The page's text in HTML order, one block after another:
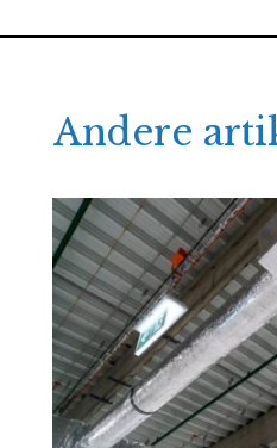
Andere